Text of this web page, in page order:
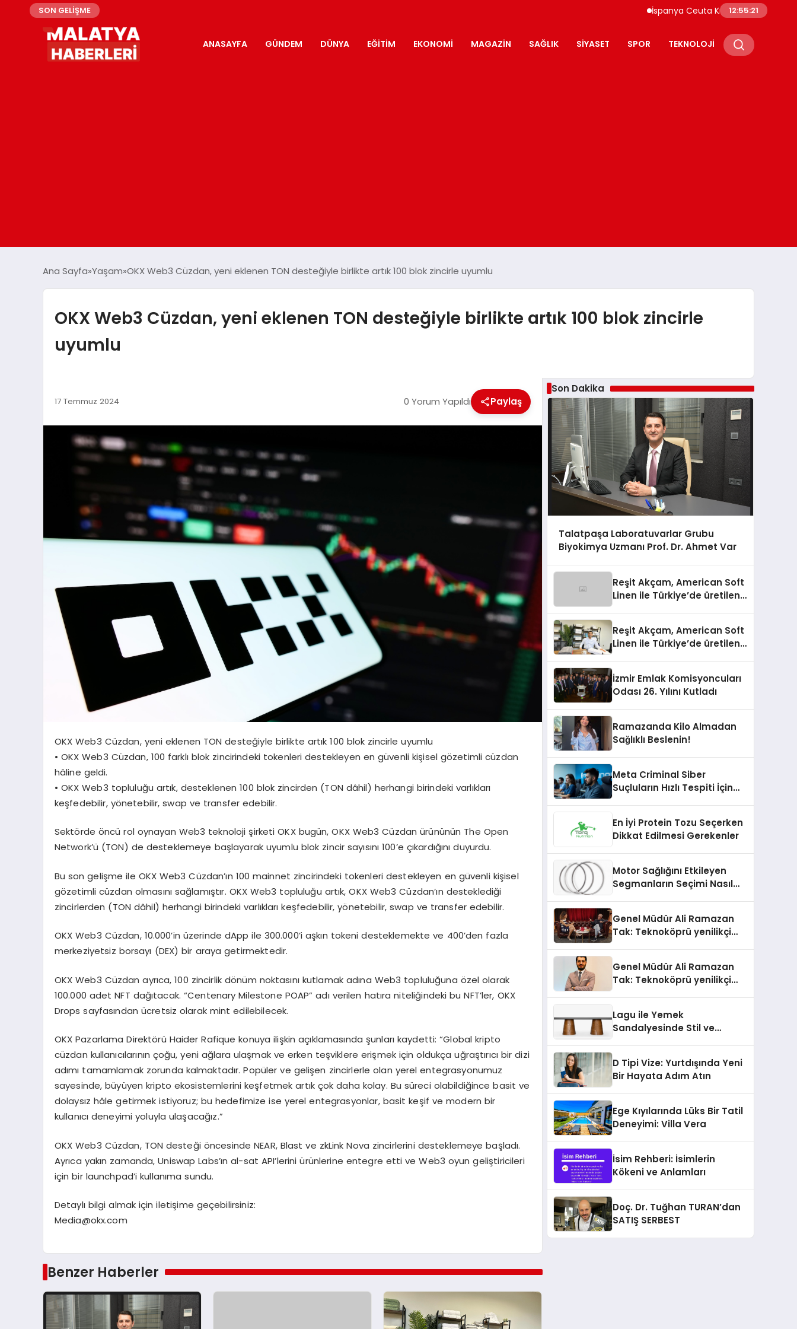
SON GELİŞME İspanya Ceuta Kıyıları Yüzlerce Göçmen
12:55:22
ANASAYFA GÜNDEM DÜNYA EĞITIM EKONOMI MAGAZIN SAĞLIK SIYASET SPOR TEKNOLOJI
Ana Sayfa Yaşam OKX Web3 Cüzdan, yeni eklenen TON desteğiyle birlikte artık 100 blok zincirle uyumlu
OKX Web3 Cüzdan, yeni eklenen TON desteğiyle birlikte artık 100 blok zincirle
uyumlu
17 Temmuz 2024 0 Yorum Yapıldı Paylaş
OKX Web3 Cüzdan, yeni eklenen TON desteğiyle birlikte artık 100 blok zincirle uyumlu
• OKX Web3 Cüzdan, 100 farklı blok zincirindeki tokenleri destekleyen en güvenli kişisel gözetimli cüzdan
hâline geldi.
• OKX Web3 topluluğu artık, desteklenen 100 blok zincirden (TON dâhil) herhangi birindeki varlıkları
keşfedebilir, yönetebilir, swap ve transfer edebilir.
Sektörde öncü rol oynayan Web3 teknoloji şirketi OKX bugün, OKX Web3 Cüzdan ürününün The Open
Network’ü (TON) de desteklemeye başlayarak uyumlu blok zincir sayısını 100’e çıkardığını duyurdu.
Bu son gelişme ile OKX Web3 Cüzdan’ın 100 mainnet zincirindeki tokenleri destekleyen en güvenli kişisel
gözetimli cüzdan olmasını sağlamıştır. OKX Web3 topluluğu artık, OKX Web3 Cüzdan’ın desteklediği
zincirlerden (TON dâhil) herhangi birindeki varlıkları keşfedebilir, yönetebilir, swap ve transfer edebilir.
OKX Web3 Cüzdan, 10.000’in üzerinde dApp ile 300.000’i aşkın tokeni desteklemekte ve 400’den fazla
merkeziyetsiz borsayı (DEX) bir araya getirmektedir.
OKX Web3 Cüzdan ayrıca, 100 zincirlik dönüm noktasını kutlamak adına Web3 topluluğuna özel olarak
100.000 adet NFT dağıtacak. “Centenary Milestone POAP” adı verilen hatıra niteliğindeki bu NFT’ler, OKX
Drops sayfasından ücretsiz olarak mint edilebilecek.
OKX Pazarlama Direktörü Haider Rafique konuya ilişkin açıklamasında şunları kaydetti: “Global kripto
cüzdan kullanıcılarının çoğu, yeni ağlara ulaşmak ve erken teşviklere erişmek için oldukça uğraştırıcı bir dizi
adımı tamamlamak zorunda kalmaktadır. Popüler ve gelişen zincirlerle olan yerel entegrasyonumuz
sayesinde, büyüyen kripto ekosistemlerini keşfetmek artık çok daha kolay. Bu süreci olabildiğince basit ve
dolaysız hâle getirmek istiyoruz; bu hedefimize ise yerel entegrasyonlar, basit keşif ve modern bir
kullanıcı deneyimi yoluyla ulaşacağız.”
OKX Web3 Cüzdan, TON desteği öncesinde NEAR, Blast ve zkLink Nova zincirlerini desteklemeye başladı.
Ayrıca yakın zamanda, Uniswap Labs’ın al-sat API’lerini ürünlerine entegre etti ve Web3 oyun geliştiricileri
için bir launchpad’i kullanıma sundu.
Detaylı bilgi almak için iletişime geçebilirsiniz:
Media@okx.com
Benzer Haberler
Son Dakika
Talatpaşa Laboratuvarlar Grubu
Biyokimya Uzmanı Prof. Dr. Ahmet Var
Reşit Akçam, American Soft
Linen ile Türkiye’de üretilen
buluşturuyor
Reşit Akçam, American Soft
Linen ile Türkiye’de üretilen
buluşturuyor
İzmir Emlak Komisyoncuları
Odası 26. Yılını Kutladı
Ramazanda Kilo Almadan
Sağlıklı Beslenin!
Meta Criminal Siber
Suçluların Hızlı Tespiti İçin
En İyi Protein Tozu Seçerken
Dikkat Edilmesi Gerekenler
Motor Sağlığını Etkileyen
Segmanların Seçimi Nasıl
Genel Müdür Ali Ramazan
Tak: Teknoköprü yenilikçi
Genel Müdür Ali Ramazan
Tak: Teknoköprü yenilikçi
Lagu ile Yemek
Sandalyesinde Stil ve
D Tipi Vize: Yurtdışında Yeni
Bir Hayata Adım Atın
Ege Kıyılarında Lüks Bir Tatil
Deneyimi: Villa Vera
İsim Rehberi: İsimlerin
Kökeni ve Anlamları
Doç. Dr. Tuğhan TURAN’dan
SATIŞ SERBEST